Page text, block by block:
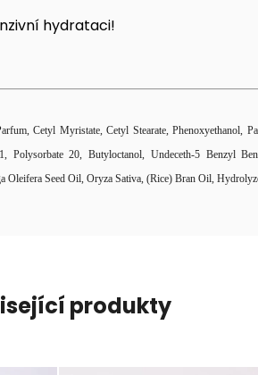
hydrataci!
Cetyl Myristate, Cetyl Stearate, Phenoxyethanol,
Polysorbate 20, Butyloctanol, Undeceth-5 Benzyl
Oleifera Seed Oil, Oryza Sativa, (Rice) Bran Oil,
produkty